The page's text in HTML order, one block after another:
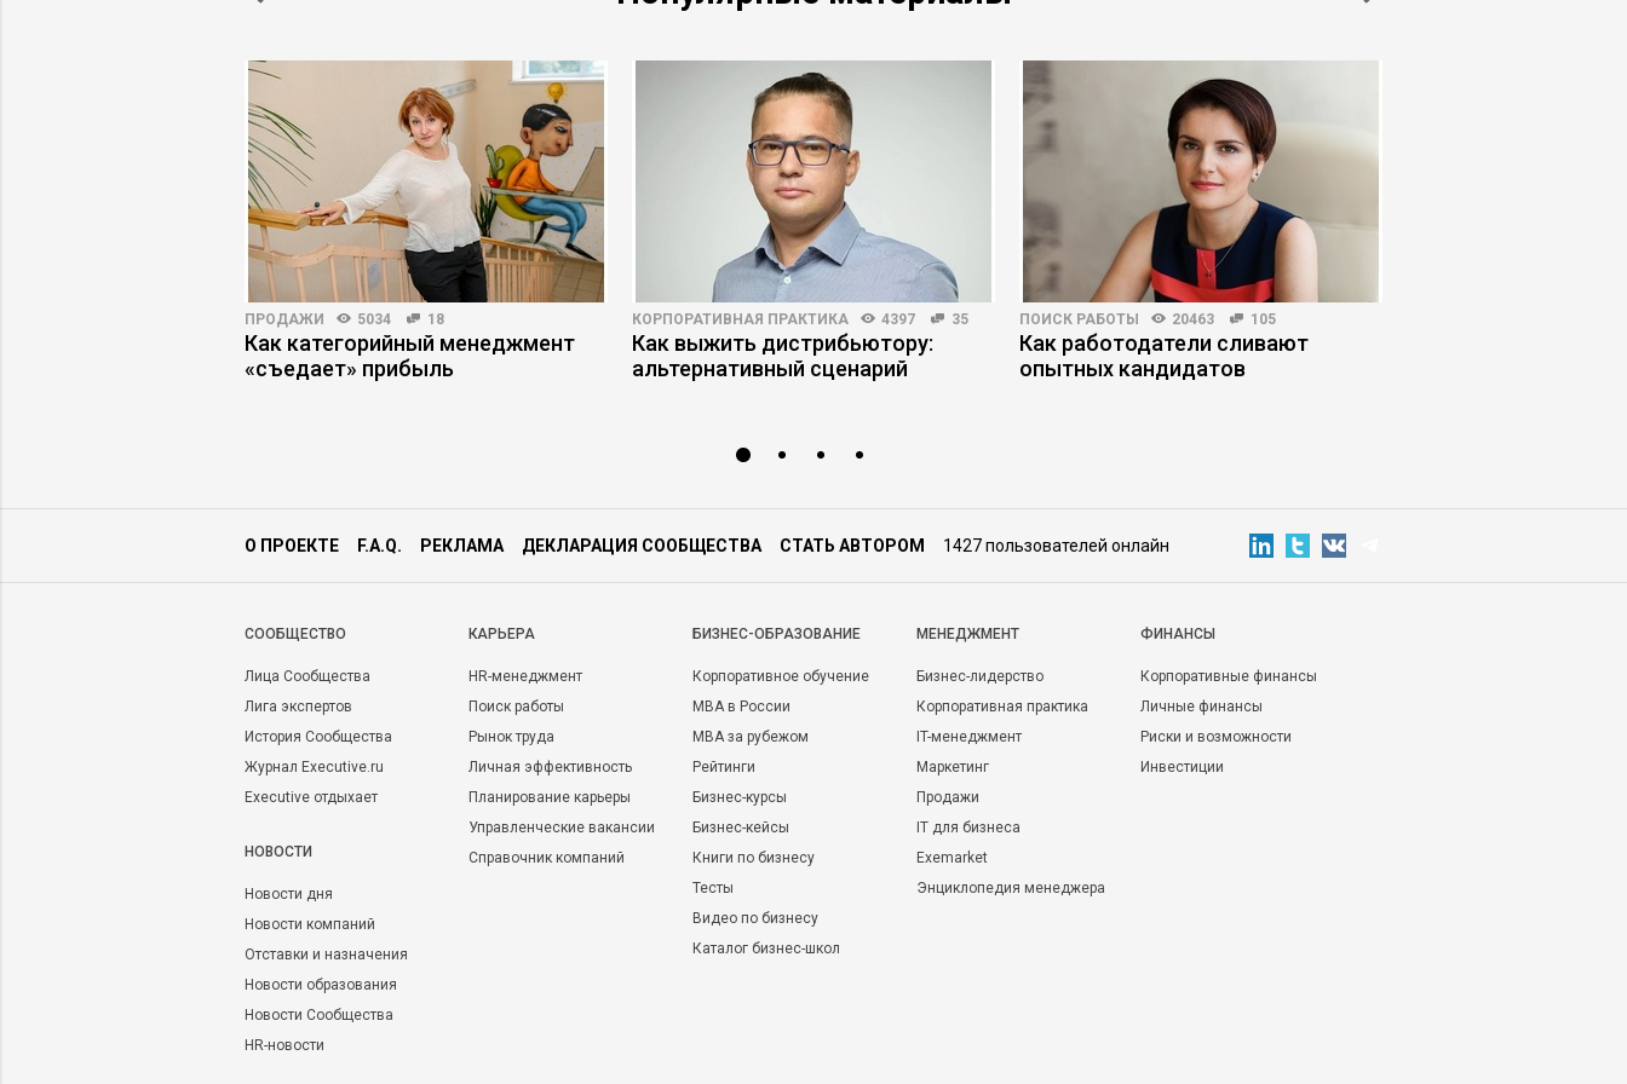
ПРОДАЖИ 5034 18
Как категорийный менеджмент
«съедает» прибыль
КОРПОРАТИВНАЯ ПРАКТИКА 4397 35
Как выжить дистрибьютору:
альтернативный сценарий
ПОИСК РАБОТЫ 20463 105
Как работодатели сливают
опытных кандидатов
О ПРОЕКТЕ F.A.Q. РЕКЛАМА ДЕКЛАРАЦИЯ СООБЩЕСТВА СТАТЬ АВТОРОМ 1427 пользователей онлайн
CООБЩЕСТВО
Лица Сообщества
Лига экспертов
История Сообщества
Журнал Executive.ru
Executive отдыхает
НОВОСТИ
Новости дня
Новости компаний
Отставки и назначения
Новости образования
Новости Сообщества
HR-новости
КАРЬЕРА
HR-менеджмент
Поиск работы
Рынок труда
Личная эффективность
Планирование карьеры
Управленческие вакансии
Справочник компаний
БИЗНЕС-ОБРАЗОВАНИЕ
Корпоративное обучение
MBA в России
MBA за рубежом
Рейтинги
Бизнес-курсы
Бизнес-кейсы
Книги по бизнесу
Тесты
Видео по бизнесу
Каталог бизнес-школ
МЕНЕДЖМЕНТ
Бизнес-лидерство
Корпоративная практика
IT-менеджмент
Маркетинг
Продажи
IT для бизнеса
Exemarket
Энциклопедия менеджера
ФИНАНСЫ
Корпоративные финансы
Личные финансы
Риски и возможности
Инвестиции